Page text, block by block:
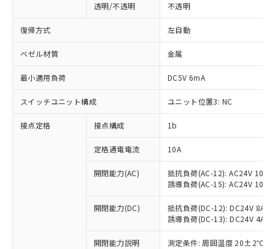
透明/不透明 不透明
復帰方式 左自動
ベゼル材質 金属
最小適用負荷 DC5V 6mA
スイッチユニット構成 ユニット位置3: NC
接点定格 接点構成 1b
定格通電電流 10A
開閉能力(AC)
抵抗負荷(AC-12): AC24V 10A/
誘導負荷(AC-15): AC24V
開閉能力(DC)
抵抗負荷(DC-12): DC24V 8A/
誘導負荷(DC-13): DC24V 4A/
開閉能力説明 測定条件: 周囲温度 20±2℃、
※1 対応状況
対応済み：EU RoHS指令（10物質）の
非含有に対応した製品が提供可能な商品で
対応予定：EU RoHS指令（10物質）の非含
有に対応した製品に切り替える予定のある